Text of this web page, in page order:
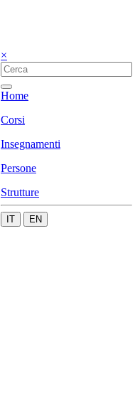
×
Home
Corsi
Insegnamenti
Persone
Strutture
IT EN